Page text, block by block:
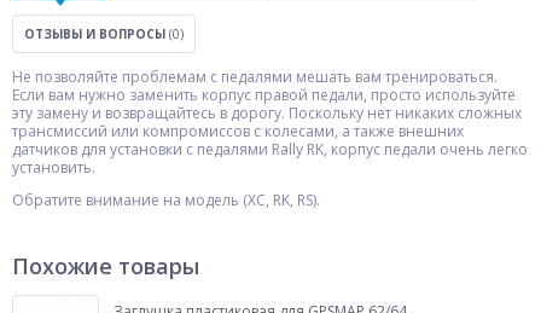
ОТЗЫВЫ И ВОПРОСЫ (0)
Не позволяйте проблемам с педалями мешать вам тренироваться.
Если вам нужно заменить корпус правой педали, просто используйте
эту замену и возвращайтесь в дорогу. Поскольку нет никаких сложных
трансмиссий или компромиссов с колесами, а также внешних
датчиков для установки с педалями Rally RK, корпус педали очень легко
установить.
Обратите внимание на модель (XC, RK, RS).
Похожие товары